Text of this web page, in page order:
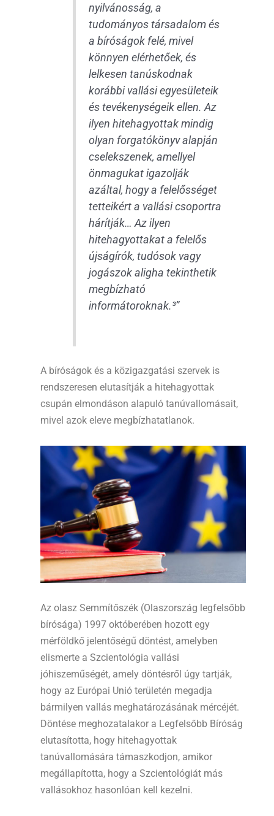
nyilvánosság, a
tudományos társadalom és
a bíróságok felé, mivel
könnyen elérhetőek, és
lelkesen tanúskodnak
korábbi vallási egyesületeik
és tevékenységeik ellen. Az
ilyen hitehagyottak mindig
olyan forgatókönyv alapján
cselekszenek, amellyel
önmagukat igazolják
azáltal, hogy a felelősséget
tetteikért a vallási csoportra
hárítják… Az ilyen
hitehagyottakat a felelős
újságírók, tudósok vagy
jogászok aligha tekinthetik
megbízható
informátoroknak.³”
A bíróságok és a közigazgatási szervek is
rendszeresen elutasítják a hitehagyottak
csupán elmondáson alapuló tanúvallomásait,
mivel azok eleve megbízhatatlanok.
Az olasz Semmítőszék (Olaszország legfelsőbb
bírósága) 1997 októberében hozott egy
mérföldkő jelentőségű döntést, amelyben
elismerte a Szcientológia vallási
jóhiszeműségét, amely döntésről úgy tartják,
hogy az Európai Unió területén megadja
bármilyen vallás meghatározásának mércéjét.
Döntése meghozatalakor a Legfelsőbb Bíróság
elutasította, hogy hitehagyottak
tanúvallomására támaszkodjon, amikor
megállapította, hogy a Szcientológiát más
vallásokhoz hasonlóan kell kezelni.